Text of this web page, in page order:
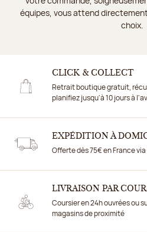
équipes, vous attend
choix.
CLICK & COLLECT
Retrait boutique gratuit,
planifiez jusqu'à 10 jours à
EXPÉDITION À
Offerte dès 75€ en France
LIVRAISON PAR
Coursier en 24h ouvrées ou
magasins de proximité